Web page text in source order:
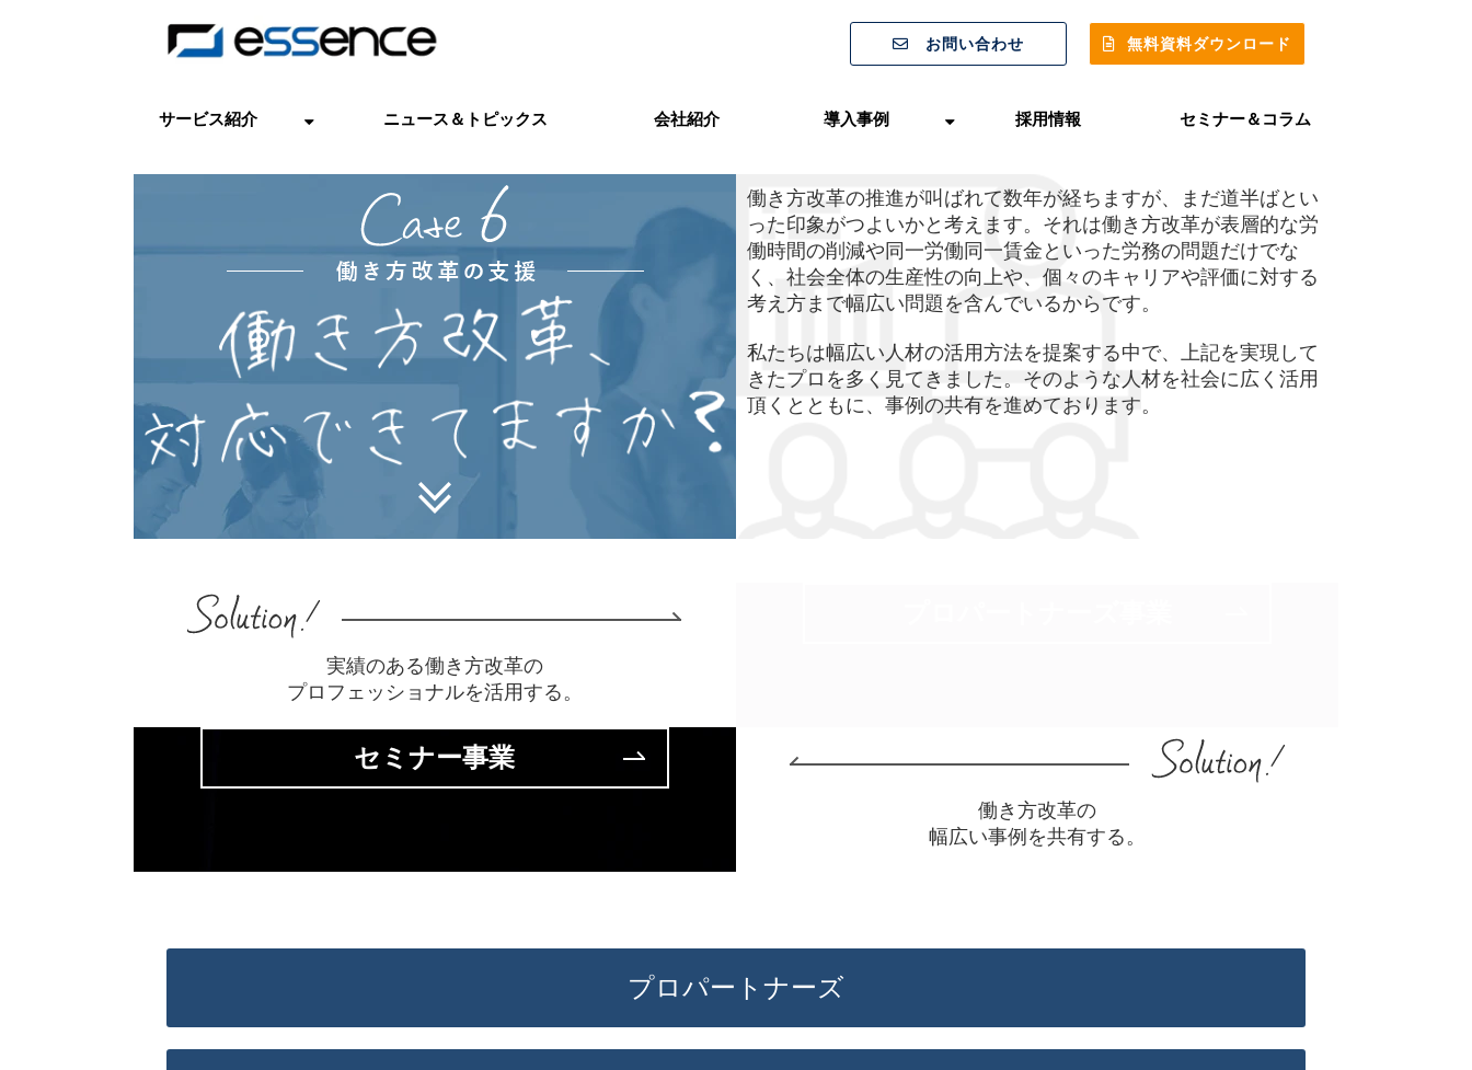
お問い合わせ 無料資料ダウンロード
サービス紹介 ニュース＆トピックス 会社紹介 導入事例 採用情報 セミナー＆コラム
働き方改革の推進が叫ばれて数年が経ちますが、まだ道半ばとい
った印象がつよいかと考えます。それは働き方改革が表層的な労
働時間の削減や同一労働同一賃金といった労務の問題だけでな
く、社会全体の生産性の向上や、個々のキャリアや評価に対する
考え方まで幅広い問題を含んでいるからです。
私たちは幅広い人材の活用方法を提案する中で、上記を実現して
きたプロを多く見てきました。そのような人材を社会に広く活用
頂くとともに、事例の共有を進めております。
実績のある働き方改革の
プロフェッショナルを活用する。
セミナー事業
働き方改革の
幅広い事例を共有する。
プロパートナーズ